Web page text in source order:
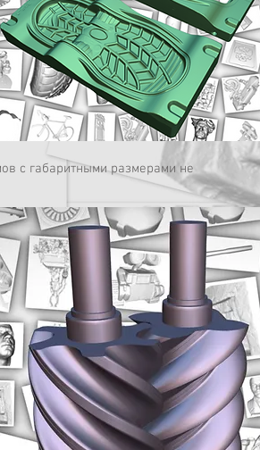
с габаритными размерами не